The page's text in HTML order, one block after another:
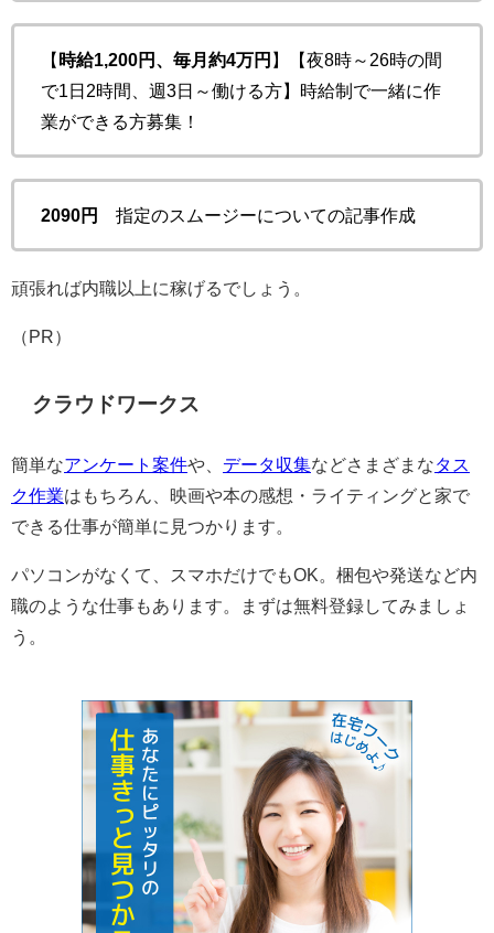
【 時給1,200円、毎月約4万円 】【夜8時～26時の間
で1日2時間、週3日～働ける方】時給制で一緒に作
業ができる方募集！
2090円 指定のスムージーについての記事作成
頑張れば内職以上に稼げるでしょう。
（PR）
クラウドワークス
簡単なアンケート案件や、 データ収集などさまざまなタス
ク作業はもちろん、映画や本の感想・ライティングと家で
できる仕事が簡単に見つかります。
パソコンがなくて、スマホだけでもOK。梱包や発送など内
職のような仕事もあります。まずは無料登録してみましょ
う。